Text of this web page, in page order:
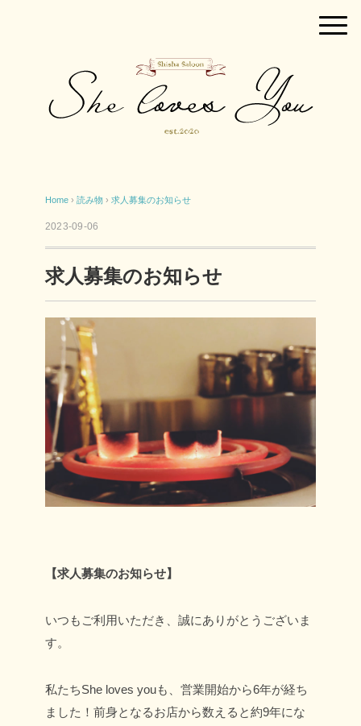
Home › 読み物 › 求人募集のお知らせ
2023-09-06
求人募集のお知らせ
【求人募集のお知らせ】
いつもご利用いただき、誠にありがとうございま
す。
私たちShe loves youも、営業開始から6年が経ち
ました！ 前身となるお店から数えると約9年にな